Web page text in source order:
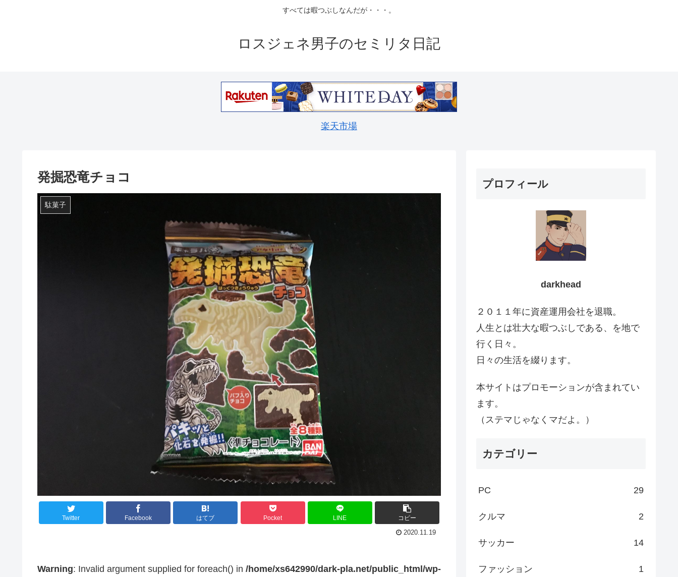
すべては暇つぶしなんだが・・・。
ロスジェネ男子のセミリタ日記
楽天市場
発掘恐竜チョコ
駄菓子
Twitter Facebook はてブ Pocket LINE コピー
2020.11.19
Warning: Invalid argument supplied for foreach() in /home/xs642990/dark-pla.net/public_html/wp-
プロフィール
darkhead
２０１１年に資産運用会社を退職。
人生とは壮大な暇つぶしである、を地で
行く日々。
日々の生活を綴ります。
本サイトはプロモーションが含まれてい
ます。
（ステマじゃなくマだよ。）
カテゴリー
PC 29
クルマ 2
サッカー 14
ファッション 1